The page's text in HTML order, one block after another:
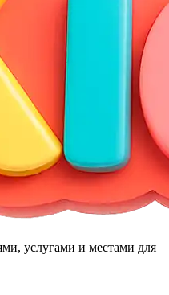
услугами и местами для